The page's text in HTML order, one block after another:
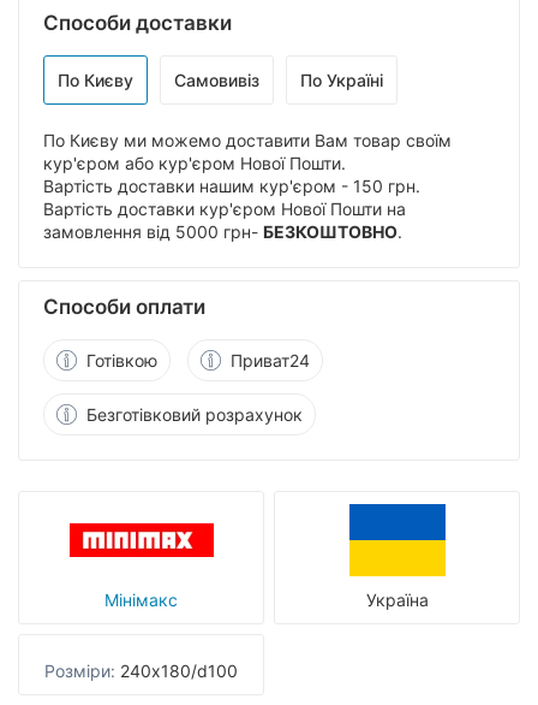
Мінімакс Україна
Розміри: 240x180/d100
Способи доставки
По Києву Самовивіз По Україні
По Києву ми можемо доставити Вам товар своїм
кур'єром або кур'єром Нової Пошти.
Вартість доставки нашим кур'єром - 150 грн.
Вартість доставки кур'єром Нової Пошти на
замовлення від 5000 грн- БЕЗКОШТОВНО.
Способи оплати
Готівкою Приват24
Безготівковий розрахунок